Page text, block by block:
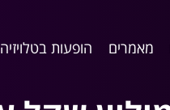
מאמרים הופעות בטלויזיה